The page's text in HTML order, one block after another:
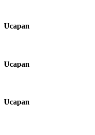
Ucapan
Ucapan
Ucapan